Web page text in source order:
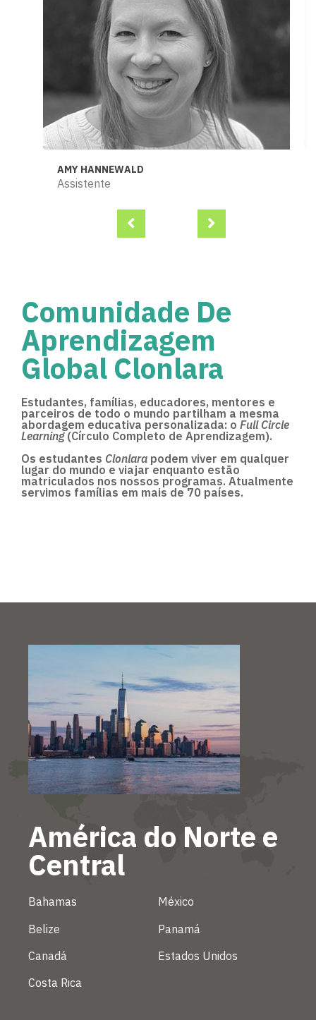
AMY HANNEWALD
Assistente
Comunidade De
Aprendizagem
Global Clonlara
Estudantes, famílias, educadores, mentores e
parceiros de todo o mundo partilham a mesma
abordagem educativa personalizada: o Full Circle
Learning(Círculo Completo de Aprendizagem).
Os estudantes Clonlara podem viver em qualquer
lugar do mundo e viajar enquanto estão
matriculados nos nossos programas. Atualmente
servimos famílias em mais de 70 países.
América do Norte e
Central
Bahamas
Belize
Canadá
Costa Rica
México
Panamá
Estados Unidos